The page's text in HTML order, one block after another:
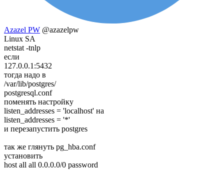
Azazel PW @azazelpw
Linux SA
netstat -tnlp
если
127.0.0.1:5432
тогда надо в
/var/lib/postgres/
postgresql.conf
поменять настройку
listen_addresses = 'localhost' на
listen_addresses = '*'
и перезапустить postgres
так же глянуть pg_hba.conf
установить
host all all 0.0.0.0/0 password